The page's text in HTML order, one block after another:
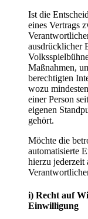
Ist die
eines Vertrags
ausdrücklicher
Maßnahmen,
berechtigten
wozu
einer Person
eigenen
gehört.
Möchte die
automatisierte
hierzu jederzeit
i) Recht auf
Einwilligung